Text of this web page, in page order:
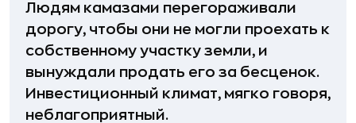
Людям камазами перегораживали
дорогу, чтобы они не могли проехать к
собственному участку земли, и
вынуждали продать его за бесценок.
Инвестиционный климат, мягко говоря,
неблагоприятный.